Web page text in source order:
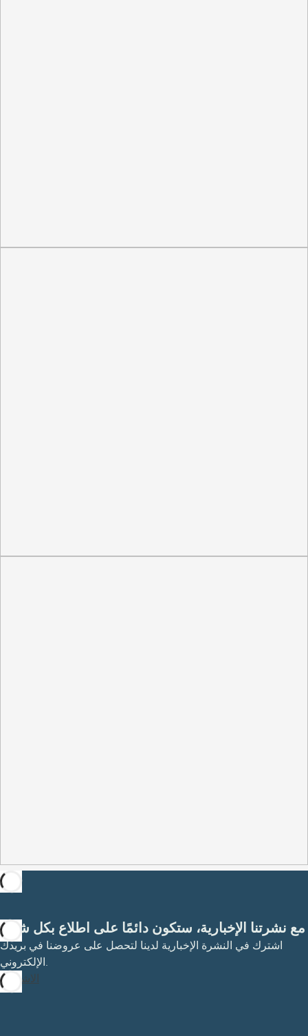
مع نشرتنا الإخبارية، ستكون دائمًا على اطلاع بكل شيء
اشترك في النشرة الإخبارية لدينا لتحصل على عروضنا في بريدك
الإلكتروني.
الاشتراك